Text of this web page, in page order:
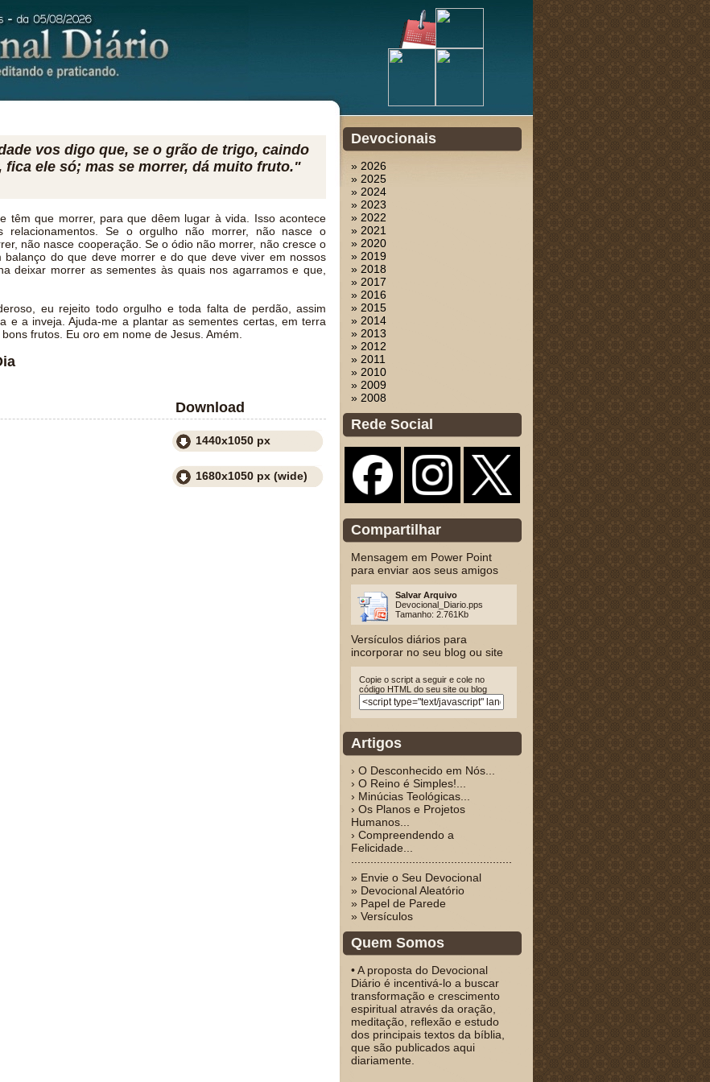
vos digo que, se o grão de trigo, caindo
fica ele só; mas se morrer, dá muito fruto."
têm que morrer, para que dêem lugar à vida. Isso acontece
relacionamentos. Se o orgulho não morrer, não nasce o
não nasce cooperação. Se o ódio não morrer, não cresce o
balanço do que deve morrer e do que deve viver em nossos
deixar morrer as sementes às quais nos agarramos e que,
eu rejeito todo orgulho e toda falta de perdão, assim
e a inveja. Ajuda-me a plantar as sementes certas, em terra
frutos. Eu oro em nome de Jesus. Amém.
Download
1440x1050 px
1680x1050 px (wide)
Devocionais
» 2026
» 2025
» 2024
» 2023
» 2022
» 2021
» 2020
» 2019
» 2018
» 2017
» 2016
» 2015
» 2014
» 2013
» 2012
» 2011
» 2010
» 2009
» 2008
Rede Social
Compartilhar
Mensagem em Power Point
para enviar aos seus amigos
Salvar Arquivo
Devocional_Diario.pps
Tamanho: 2.761Kb
Versículos diários para
incorporar no seu blog ou site
Copie o script a seguir e cole no
código HTML do seu site ou blog
Artigos
› O Desconhecido em Nós...
› O Reino é Simples!...
› Minúcias Teológicas...
› Os Planos e Projetos
Humanos...
› Compreendendo a
Felicidade...
» Envie o Seu Devocional
» Devocional Aleatório
» Papel de Parede
» Versículos
Quem Somos
• A proposta do Devocional
Diário é incentivá-lo a buscar
transformação e crescimento
espiritual através da oração,
meditação, reflexão e estudo
dos principais textos da bíblia,
que são publicados aqui
diariamente.